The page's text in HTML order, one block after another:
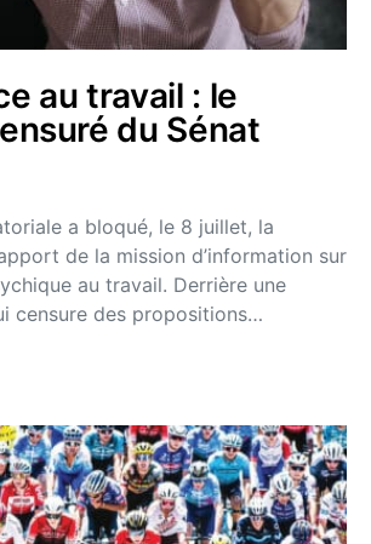
au travail : le
du Sénat
a bloqué, le 8 juillet, la
de la mission d’information sur
au travail. Derrière une
censure des propositions…